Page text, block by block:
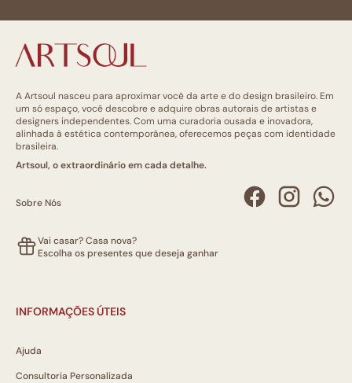
A Artsoul nasceu para aproximar você da arte e do design brasileiro. Em
um só espaço, você descobre e adquire obras autorais de artistas e
designers independentes. Com uma curadoria ousada e inovadora,
alinhada à estética contemporânea, oferecemos peças com identidade
brasileira.
Artsoul, o extraordinário em cada detalhe.
Sobre Nós
Vai casar? Casa nova?
Escolha os presentes que deseja ganhar
INFORMAÇÕES ÚTEIS
Ajuda
Consultoria Personalizada